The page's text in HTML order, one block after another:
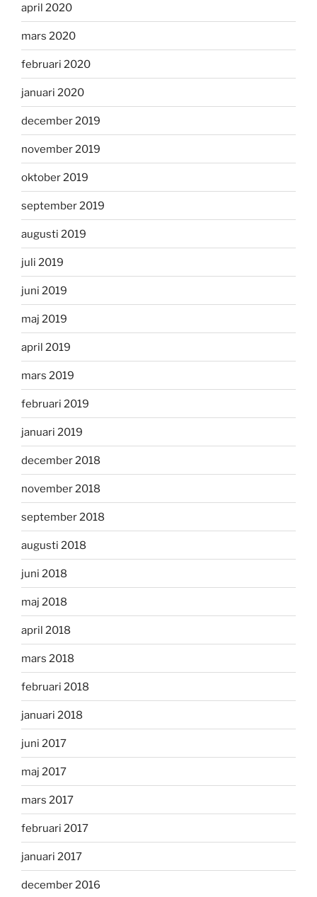
april 2020
mars 2020
februari 2020
januari 2020
december 2019
november 2019
oktober 2019
september 2019
augusti 2019
juli 2019
juni 2019
maj 2019
april 2019
mars 2019
februari 2019
januari 2019
december 2018
november 2018
september 2018
augusti 2018
juni 2018
maj 2018
april 2018
mars 2018
februari 2018
januari 2018
juni 2017
maj 2017
mars 2017
februari 2017
januari 2017
december 2016